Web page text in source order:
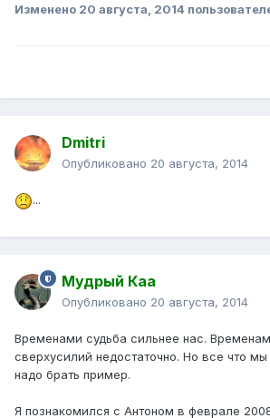
Изменено 20 августа, 2014
Dmitri
Опубликовано 20 августа, 2014
...
Мудрый Каа
Опубликовано 20 августа, 2014
Временами судьба сильнее нас.
сверхусилий недостаточно. Но все что
надо брать пример.
Я познакомился с Антоном в феврале